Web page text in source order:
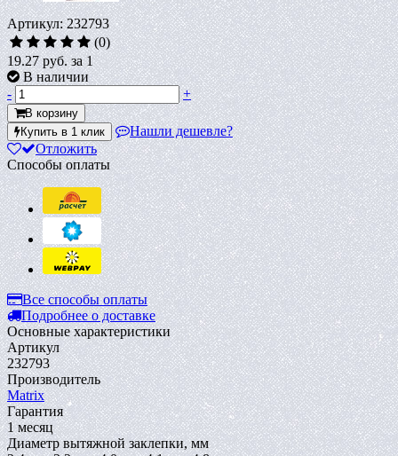
Артикул: 232793
(0)
19.27 руб.за 1
В наличии
-
+
В корзину
Купить в 1 клик
Нашли дешевле?
Отложить
Способы оплаты
Все способы оплаты
Подробнее о доставке
Основные характеристики
Артикул
232793
Производитель
Matrix
Гарантия
1 месяц
Диаметр вытяжной заклепки, мм